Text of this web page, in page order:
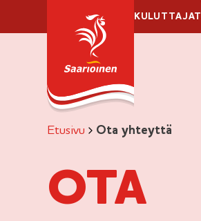
Ylä
KULUTTAJAT
Etusivu Ota yhteyttä
OTA